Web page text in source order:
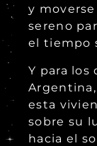
y
sereno
el tiempo
Y para
esta
sobre su
hacia el